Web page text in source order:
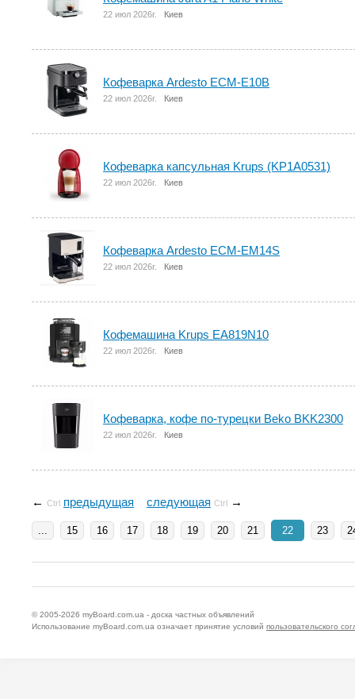
22 июл 2026г. Киев
Кофеварка Ardesto ECM-E10B
22 июл 2026г. Киев
Кофеварка капсульная Krups (KP1A0531)
22 июл 2026г. Киев
Кофеварка Ardesto ECM-EM14S
22 июл 2026г. Киев
Кофемашина Krups EA819N10
22 июл 2026г. Киев
Кофеварка, кофе по-турецки Beko BKK2300
22 июл 2026г. Киев
← Ctrl предыдущая следующая Ctrl →
... 15 16 17 18 19 20 21 22 23
© 2005-2026 myBoard.com.ua - доска частных объявлений
Использование myBoard.com.ua означает принятие условий пользовательского